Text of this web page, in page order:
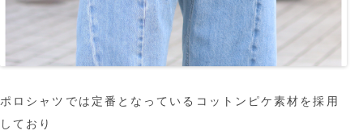
ポロシャツでは定番となっているコットンピケ素材を採用
しており